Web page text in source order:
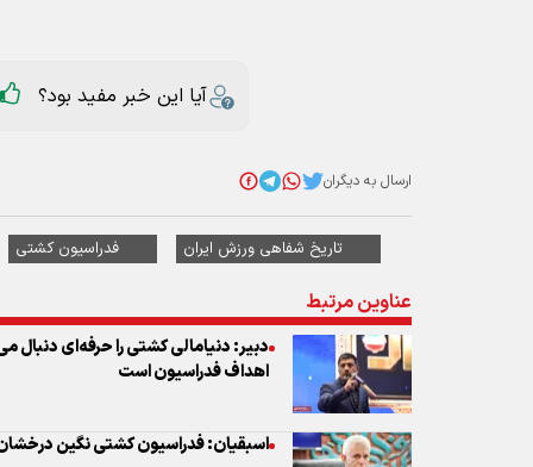
تاریخ شفاهی ورزش ایران فدراسیون کشتی
دبیر: دنیامالی کشتی را حرفه‌ای دنبال
اهداف فدراسیون است
مراسم رونمایی از دستاوردهای تاریخ